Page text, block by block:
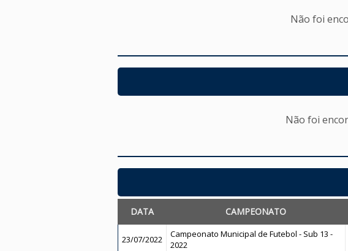
Não foi
Não foi
DATA CAMPEONATO
23/07/2022
Campeonato Municipal de Futebol - Sub 13 -
2022